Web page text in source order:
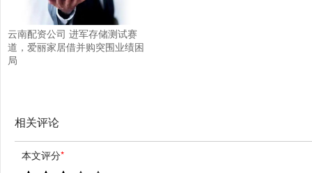
云南配资公司 进军存储测试赛
道，爱丽家居借并购突围业绩困
局
相关评论
本文评分*